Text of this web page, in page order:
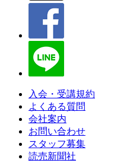
入会・受講規約
よくある質問
会社案内
お問い合わせ
スタッフ募集
読売新聞社